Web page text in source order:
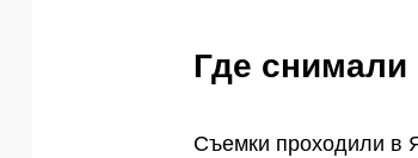
Где
Съемки проходили в